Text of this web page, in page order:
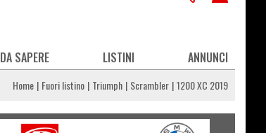
DA SAPERE LISTINI ANNUNCI
Home Fuori listino Triumph Scrambler 1200 XC 2019